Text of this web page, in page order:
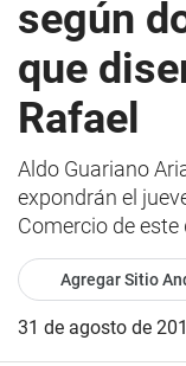
según
que
Rafael
Aldo Guariano
expondrán el
Comercio de
Agregar Sitio
31 de agosto de